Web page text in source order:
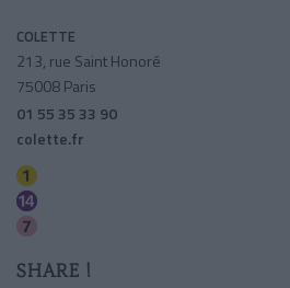
COLETTE
213, rue Saint Honoré
75008 Paris
01 55 35 33 90
colette.fr
SHARE !